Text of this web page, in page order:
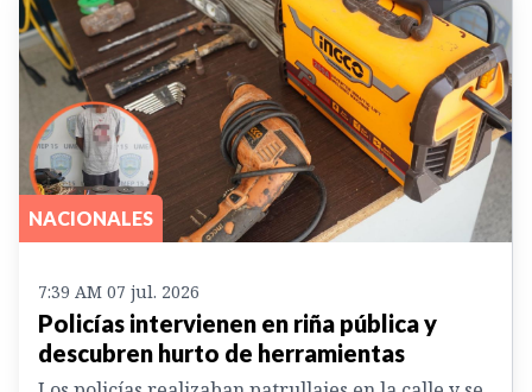
NACIONALES
7:39 AM 07 jul. 2026
Policías intervienen en riña pública y
descubren hurto de herramientas